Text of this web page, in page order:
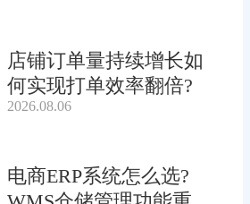
店铺订单量持续增长如
何实现打单效率翻倍?
2026.08.06
电商ERP系统怎么选?